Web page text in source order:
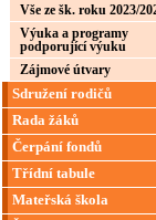
Vše ze šk. roku 2023/
Výuka a programy
podporující výuku
Zájmové útvary
Sdružení rodičů
Rada žáků
Čerpání fondů
Třídní tabule
Mateřská škola